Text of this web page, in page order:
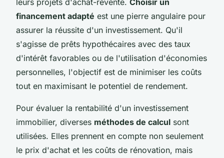
financement adapté est une pierre angulaire pour
assurer la réussite d'un investissement. Qu'il
s'agisse de prêts hypothécaires avec des taux
d'intérêt favorables ou de l'utilisation d'économies
personnelles, l'objectif est de minimiser les coûts
tout en maximisant le potentiel de rendement.
Pour évaluer la rentabilité d'un investissement
immobilier, diverses méthodes de calcul sont
utilisées. Elles prennent en compte non seulement
le prix d'achat et les coûts de rénovation, mais